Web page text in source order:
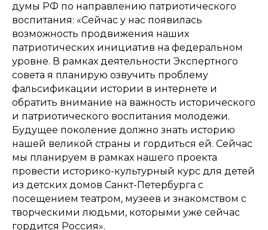
думы РФ по направлению патриотического
воспитания: «Сейчас у нас появилась
возможность продвижения наших
патриотических инициатив на федеральном
уровне. В рамках деятельности Экспертного
совета я планирую озвучить проблему
фальсификации истории в интернете и
обратить внимание на важность исторического
и патриотического воспитания молодежи.
Будущее поколение должно знать историю
нашей великой страны и гордиться ей. Сейчас
мы планируем в рамках нашего проекта
провести историко-культурный курс для детей
из детских домов Санкт-Петербурга с
посещением театром, музеев и знакомством с
творческими людьми, которыми уже сейчас
гордится Россия».